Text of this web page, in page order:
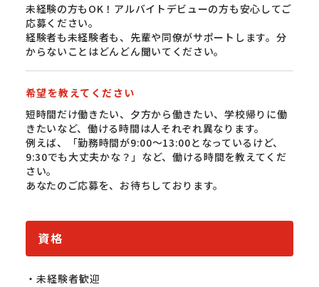
未経験の方もOK！アルバイトデビューの方も安心してご
応募ください。
経験者も未経験者も、先輩や同僚がサポートします。分
からないことはどんどん聞いてください。
希望を教えてください
短時間だけ働きたい、夕方から働きたい、学校帰りに働
きたいなど、働ける時間は人それぞれ異なります。
例えば、「勤務時間が9:00〜13:00となっているけど、
9:30でも大丈夫かな？」など、働ける時間を教えてくだ
さい。
あなたのご応募を、お待ちしております。
資格
・未経験者歓迎